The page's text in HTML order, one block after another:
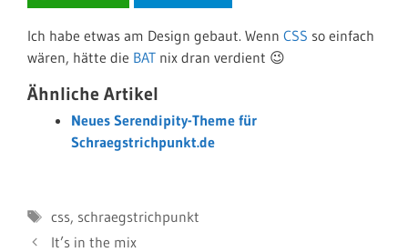
Ich habe etwas am Design gebaut. Wenn CSS so einfach
wären, hätte die BAT nix dran verdient 😉
Ähnliche Artikel
Neues Serendipity-Theme für
Schraegstrichpunkt.de
Schlagwörter
css, schraegstrichpunkt
It’s in the mix